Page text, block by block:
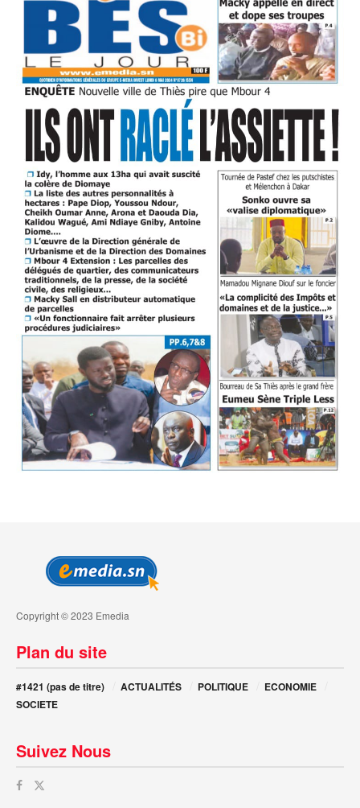
Copyright © 2023 Emedia
Plan du site
#1421 (pas de titre) ACTUALITÉS POLITIQUE
ECONOMIE
SOCIETE
Suivez Nous